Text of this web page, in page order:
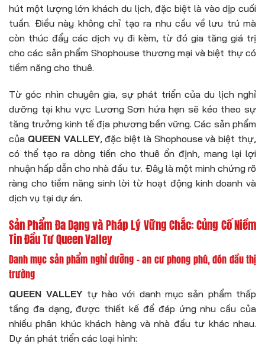
hút một lượng lớn khách du lịch, đặc biệt là vào dịp cuối
tuần. Điều này không chỉ tạo ra nhu cầu về lưu trú mà
còn thúc đẩy các dịch vụ đi kèm, từ đó gia tăng giá trị
cho các sản phẩm Shophouse thương mại và biệt thự có
tiềm năng cho thuê.
Từ góc nhìn chuyên gia, sự phát triển của du lịch nghỉ
dưỡng tại khu vực Lương Sơn hứa hẹn sẽ kéo theo sự
tăng trưởng kinh tế địa phương bền vững. Các sản phẩm
của QUEEN VALLEY, đặc biệt là Shophouse và biệt thự,
có thể tạo ra dòng tiền cho thuê ổn định, mang lại lợi
nhuận hấp dẫn cho nhà đầu tư. Đây là một minh chứng rõ
ràng cho tiềm năng sinh lời từ hoạt động kinh doanh và
dịch vụ tại dự án.
Sản Phẩm Đa Dạng và Pháp Lý Vững Chắc: Củng Cố Niềm
Tin Đầu Tư Queen Valley
Danh mục sản phẩm nghỉ dưỡng – an cư phong phú, đón đầu thị
trường
QUEEN VALLEY tự hào với danh mục sản phẩm thấp
tầng đa dạng, được thiết kế để đáp ứng nhu cầu của
nhiều phân khúc khách hàng và nhà đầu tư khác nhau.
Dự án phát triển các loại hình: